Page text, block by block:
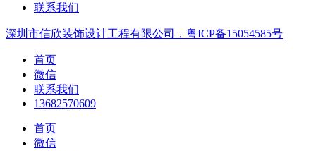
联系我们
深圳市信欣装饰设计工程有限公司，粤ICP备15054585号
首页
微信
联系我们
13682570609
首页
微信